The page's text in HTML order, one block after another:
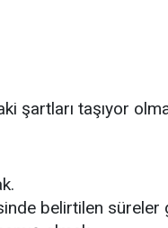
şartları taşıyor
belirtilen süreler